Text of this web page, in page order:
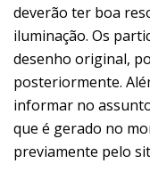
deverão ter boa
iluminação. Os
desenho original,
posteriormente.
informar no
que é gerado no
previamente pelo